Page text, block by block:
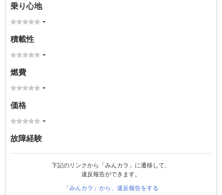
乗り心地
-
積載性
-
燃費
-
価格
-
故障経験
下記のリンクから「みんカラ」に遷移して、
違反報告ができます。
「みんカラ」から、違反報告をする